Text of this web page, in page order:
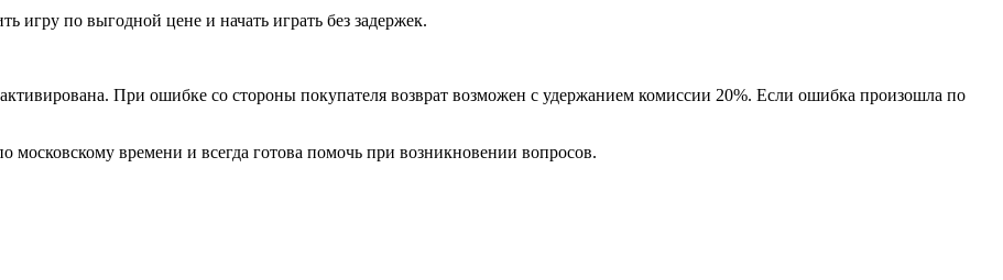
по выгодной цене и начать играть без задержек.
При ошибке со стороны покупателя возврат возможен с удержанием комиссии 20%. Если ошибка произошла по
московскому времени и всегда готова помочь при возникновении вопросов.